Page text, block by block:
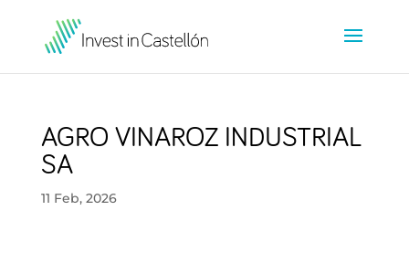
AGRO VINAROZ INDUSTRIAL
SA
11 Feb, 2026